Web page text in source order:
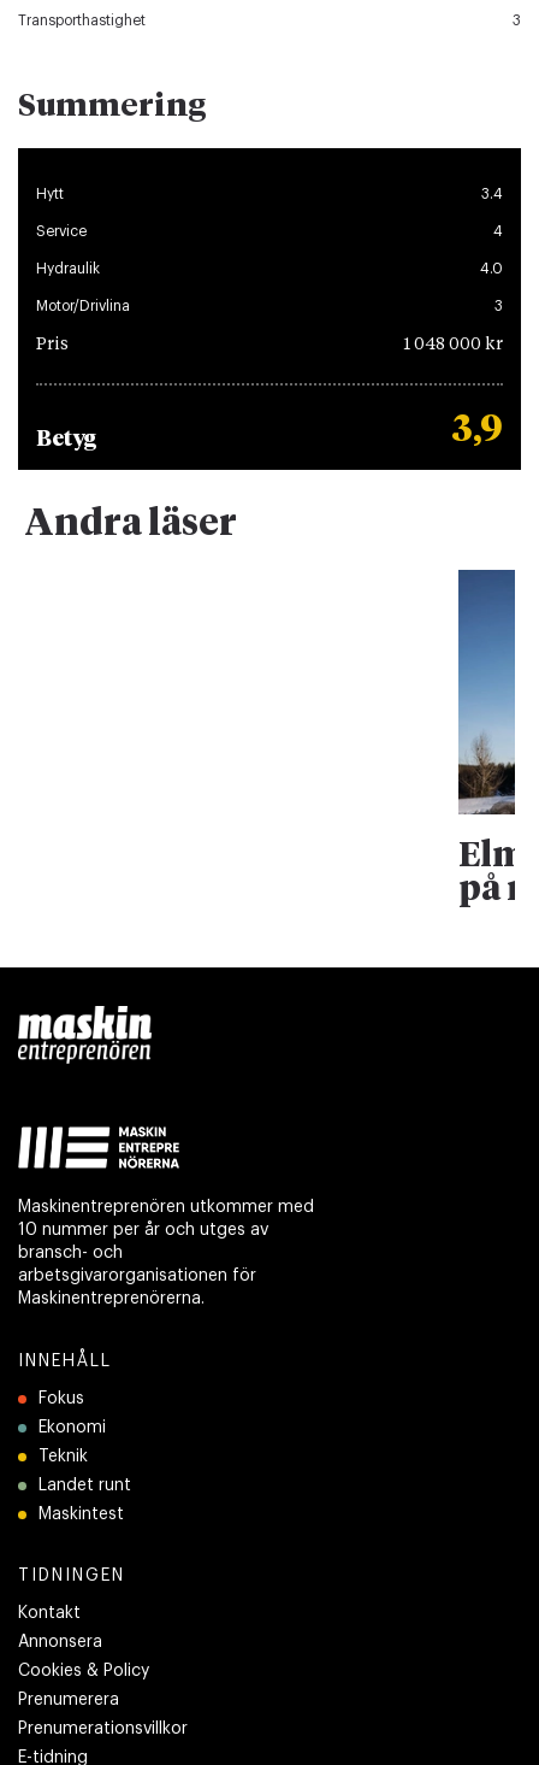
Transporthastighet 3
Summering
Hytt 3.4
Service 4
Hydraulik 4.0
Motor/Drivlina 3
Pris 1 048 000 kr
Betyg 3,9
Andra läser
på
Maskinentreprenören utkommer med
10 nummer per år och utges av
bransch- och
arbetsgivarorganisationen för
Maskinentreprenörerna.
INNEHÅLL
Fokus
Ekonomi
Teknik
Landet runt
Maskintest
TIDNINGEN
Kontakt
Annonsera
Cookies & Policy
Prenumerera
Prenumerationsvillkor
E-tidning